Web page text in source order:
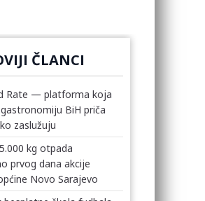
ČLANCI
Rate — platforma koja
BiH priča
zaslužuju
kg otpada
prvog dana akcije
Novo Sarajevo